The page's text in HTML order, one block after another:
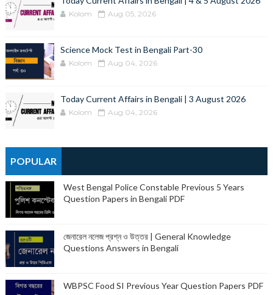
Kolom Aug 05, 2026
Science Mock Test in Bengali Part-30
Kolom Aug 04, 2026
Today Current Affairs in Bengali | 3 August 2026
Kolom Aug 04, 2026
POPULAR
West Bengal Police Constable Previous 5 Years
Question Papers in Bengali PDF
জেনারেল নলেজ প্রশ্ন ও উত্তর | General Knowledge
Questions Answers in Bengali
WBPSC Food SI Previous Year Question Papers PDF